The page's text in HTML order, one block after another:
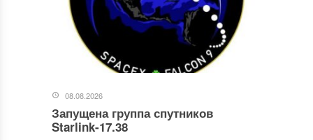
08.08.2026
Запущена группа спутников
Starlink-17.38